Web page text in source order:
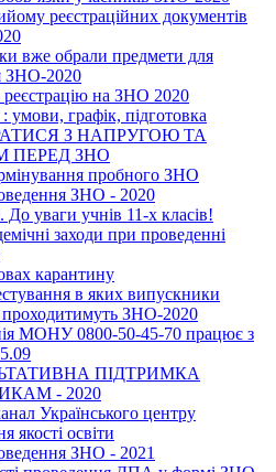
реєстраційних документів
вже обрали предмети для
ЗНО-2020
реєстрацію на ЗНО 2020
графік, підготовка
З НАПРУГОЮ ТА
ПЕРЕД ЗНО
пробного ЗНО
ЗНО - 2020
уваги учнів 11-х класів!
заходи при проведенні
карантину
в яких випускники
проходитимуть ЗНО-2020
МОНУ 0800-50-45-70 працює з
ПІДТРИМКА
- 2020
Українського центру
якості освіти
ЗНО - 2021